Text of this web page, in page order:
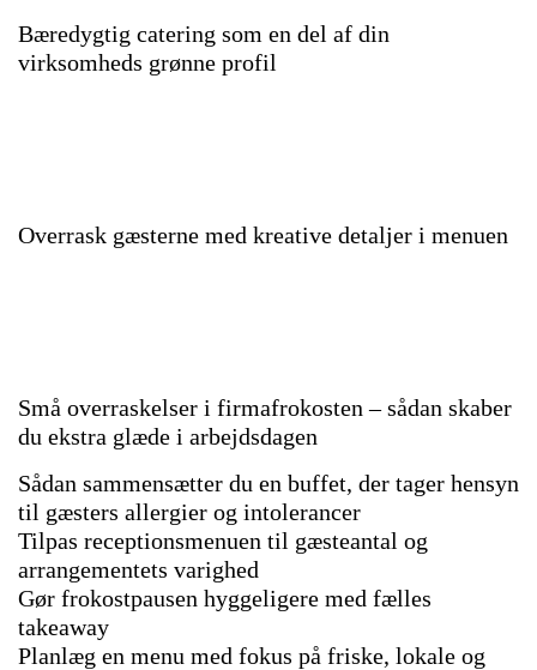
Bæredygtig catering som en del af din
virksomheds grønne profil
Overrask gæsterne med kreative detaljer i menuen
Små overraskelser i firmafrokosten – sådan skaber
du ekstra glæde i arbejdsdagen
Sådan sammensætter du en buffet, der tager hensyn
til gæsters allergier og intolerancer
Tilpas receptionsmenuen til gæsteantal og
arrangementets varighed
Gør frokostpausen hyggeligere med fælles
takeaway
Planlæg en menu med fokus på friske, lokale og